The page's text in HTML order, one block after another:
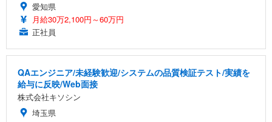
愛知県
月給30万2,100円～60万円
正社員
QAエンジニア/未経験歓迎/システムの品質検証テスト/実績を
給与に反映/Web面接
株式会社キソシン
埼玉県